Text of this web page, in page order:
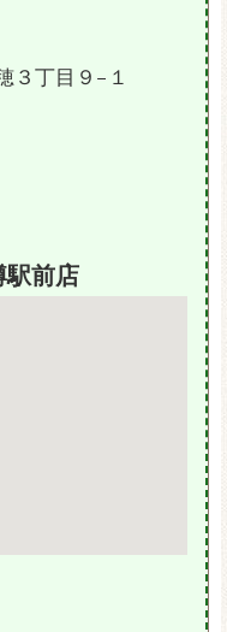
３丁目９−１
前店